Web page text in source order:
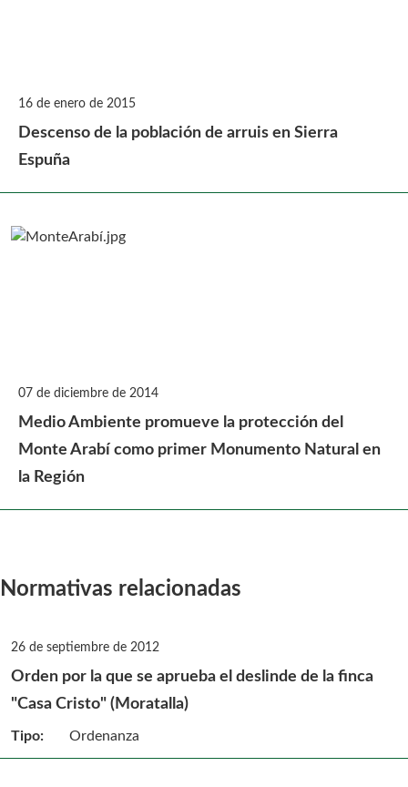
16 de enero de 2015
Descenso de la población de arruis en Sierra
Espuña
07 de diciembre de 2014
Medio Ambiente promueve la protección del
Monte Arabí como primer Monumento Natural en
la Región
Normativas relacionadas
26 de septiembre de 2012
Orden por la que se aprueba el deslinde de la finca
"Casa Cristo" (Moratalla)
Tipo: Ordenanza